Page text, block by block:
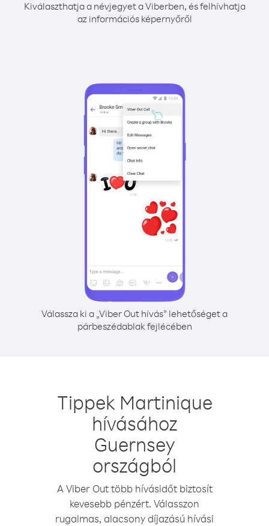
Kiválaszthatja a névjegyet a Viberben, és felhívhatja
az információs képernyőről
Válassza ki a „Viber Out hívás” lehetőséget a
párbeszédablak fejlécében
Tippek Martinique
hívásához
Guernsey
országból
A Viber Out több hívásidőt biztosít
kevesebb pénzért. Válasszon
rugalmas, alacsony díjazású hívási